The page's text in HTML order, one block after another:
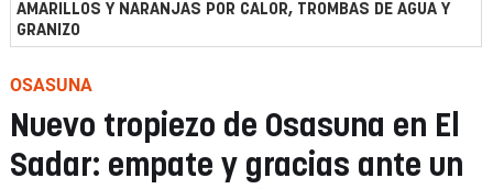
AMARILLOS Y NARANJAS POR CALOR, TROMBAS DE AGUA Y
GRANIZO
OSASUNA
Nuevo tropiezo de Osasuna en El
Sadar: empate y gracias ante un